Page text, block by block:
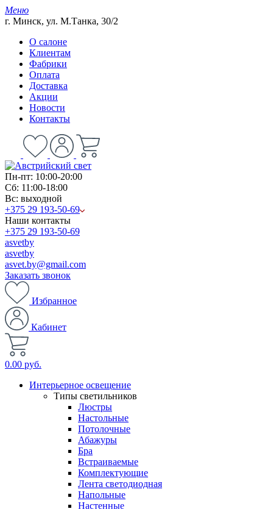
Меню
г. Минск, ул. М.Танка, 30/2
О салоне
Клиентам
Фабрики
Оплата
Доставка
Акции
Новости
Контакты
Пн-пт: 10:00-20:00
Сб: 11:00-18:00
Вс: выходной
+375 29 193-50-69
Наши контакты
+375 29 193-50-69
asvetby
asvetby
asvet.by@gmail.com
Заказать звонок
Избранное
Кабинет
0.00 руб.
Интерьерное освещение
Типы светильников
Люстры
Настольные
Потолочные
Абажуры
Бра
Встраиваемые
Комплектующие
Лента светодиодная
Напольные
Настенные